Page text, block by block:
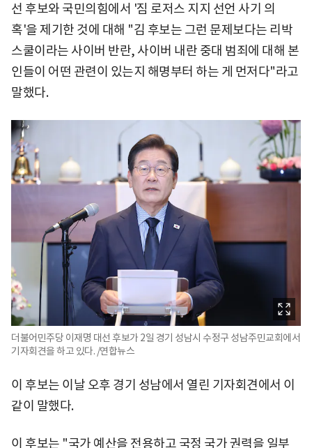
선 후보와 국민의힘에서 '짐 로저스 지지 선언 사기 의
혹'을 제기한 것에 대해 "김 후보는 그런 문제보다는 리박
스쿨이라는 사이버 반란, 사이버 내란 중대 범죄에 대해 본
인들이 어떤 관련이 있는지 해명부터 하는 게 먼저다"라고
말했다.
더불어민주당 이재명 대선 후보가 2일 경기 성남시 수정구 성남주민교회에서
기자회견을 하고 있다. /연합뉴스
이 후보는 이날 오후 경기 성남에서 열린 기자회견에서 이
같이 말했다.
이 후보는 "국가 예산을 전용하고 국정 국가 권력을 일부